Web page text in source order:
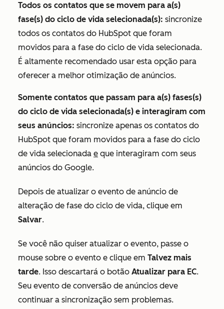
Todos os contatos que se movem para a(s)
fase(s) do ciclo de vida selecionada(s): sincronize
todos os contatos do HubSpot que foram
movidos para a fase do ciclo de vida selecionada.
É altamente recomendado usar esta opção para
oferecer a melhor otimização de anúncios.
Somente contatos que passam para a(s) fases(s)
do ciclo de vida selecionada(s) e interagiram com
seus anúncios: sincronize apenas os contatos do
HubSpot que foram movidos para a fase do ciclo
de vida selecionada e que interagiram com seus
anúncios do Google.
Depois de atualizar o evento de anúncio de
alteração de fase do ciclo de vida, clique em
Salvar.
Se você não quiser atualizar o evento, passe o
mouse sobre o evento e clique em Talvez mais
tarde. Isso descartará o botão Atualizar para EC.
Seu evento de conversão de anúncios deve
continuar a sincronização sem problemas.